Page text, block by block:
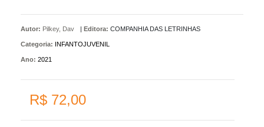
Autor: Pilkey, Dav | Editora: COMPANHIA DAS LETRINHAS
Categoria: INFANTOJUVENIL
Ano: 2021
R$ 72,00